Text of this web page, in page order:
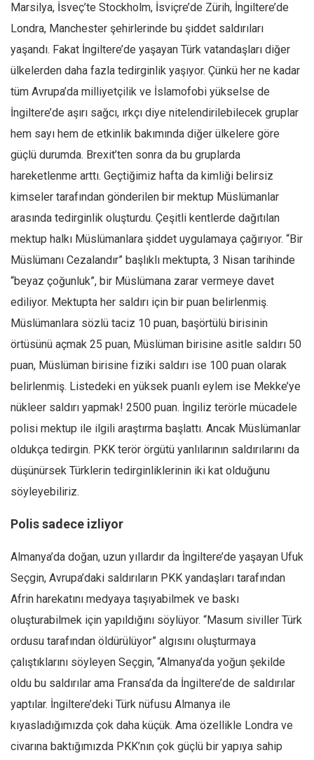
Marsilya, İsveç’te Stockholm, İsviçre’de Zürih, İngiltere’de
Londra, Manchester şehirlerinde bu şiddet saldırıları
yaşandı. Fakat İngiltere’de yaşayan Türk vatandaşları diğer
ülkelerden daha fazla tedirginlik yaşıyor. Çünkü her ne kadar
tüm Avrupa’da milliyetçilik ve İslamofobi yükselse de
İngiltere’de aşırı sağcı, ırkçı diye nitelendirilebilecek gruplar
hem sayı hem de etkinlik bakımında diğer ülkelere göre
güçlü durumda. Brexit’ten sonra da bu gruplarda
hareketlenme arttı. Geçtiğimiz hafta da kimliği belirsiz
kimseler tarafından gönderilen bir mektup Müslümanlar
arasında tedirginlik oluşturdu. Çeşitli kentlerde dağıtılan
mektup halkı Müslümanlara şiddet uygulamaya çağırıyor. “Bir
Müslümanı Cezalandır” başlıklı mektupta, 3 Nisan tarihinde
“beyaz çoğunluk”, bir Müslümana zarar vermeye davet
ediliyor. Mektupta her saldırı için bir puan belirlenmiş.
Müslümanlara sözlü taciz 10 puan, başörtülü birisinin
örtüsünü açmak 25 puan, Müslüman birisine asitle saldırı 50
puan, Müslüman birisine fiziki saldırı ise 100 puan olarak
belirlenmiş. Listedeki en yüksek puanlı eylem ise Mekke’ye
nükleer saldırı yapmak! 2500 puan. İngiliz terörle mücadele
polisi mektup ile ilgili araştırma başlattı. Ancak Müslümanlar
oldukça tedirgin. PKK terör örgütü yanlılarının saldırılarını da
düşünürsek Türklerin tedirginliklerinin iki kat olduğunu
söyleyebiliriz.
Polis sadece izliyor
Almanya’da doğan, uzun yıllardır da İngiltere’de yaşayan Ufuk
Seçgin, Avrupa’daki saldırıların PKK yandaşları tarafından
Afrin harekatını medyaya taşıyabilmek ve baskı
oluşturabilmek için yapıldığını söylüyor. “Masum siviller Türk
ordusu tarafından öldürülüyor” algısını oluşturmaya
çalıştıklarını söyleyen Seçgin, “Almanya’da yoğun şekilde
oldu bu saldırılar ama Fransa’da da İngiltere’de de saldırılar
yaptılar. İngiltere’deki Türk nüfusu Almanya ile
kıyasladığımızda çok daha küçük. Ama özellikle Londra ve
civarına baktığımızda PKK’nın çok güçlü bir yapıya sahip